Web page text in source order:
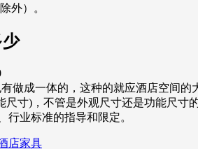
外）。
做成一体的，这种的就应酒店空间的
)，不管是外观尺寸还是功能尺寸
业标准的指导和限定。
店家具